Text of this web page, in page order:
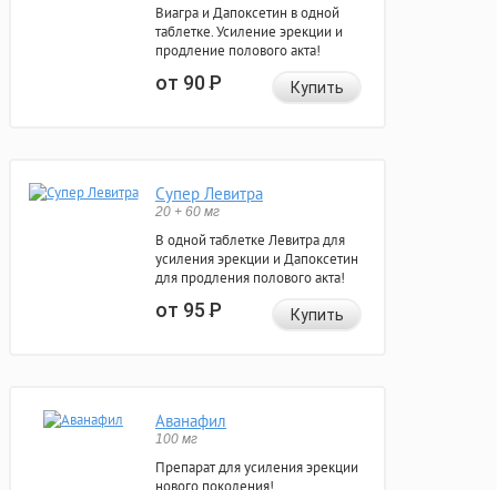
Виагра и Дапоксетин в одной
таблетке. Усиление эрекции и
продление полового акта!
от 90Р Купить
Супер Левитра
20 + 60 мг
В одной таблетке Левитра для
усиления эрекции и Дапоксетин
для продления полового акта!
от 95Р Купить
Аванафил
100 мг
Препарат для усиления эрекции